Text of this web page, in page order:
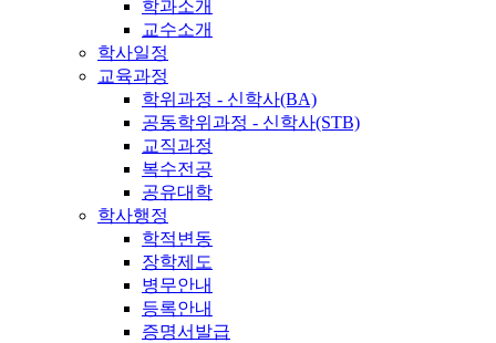
학과소개
교수소개
학사일정
교육과정
학위과정 - 신학사(BA)
공동학위과정 - 신학사(STB)
교직과정
복수전공
공유대학
학사행정
학적변동
장학제도
병무안내
등록안내
증명서발급